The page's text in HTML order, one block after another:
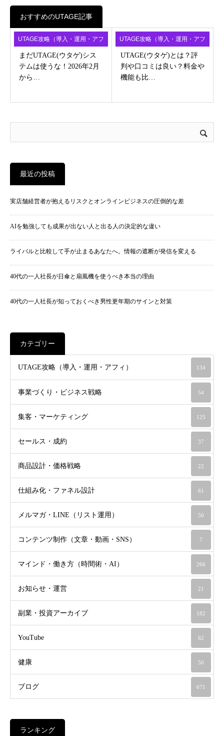
おすすめのUTAGE記事
UTAGE攻略（導入・運用・アフ
ィ）
まだUTAGE(ウタゲ)シス
テムは使うな！2026年2月
から…
UTAGE攻略（導入・運用・アフ
ィ）
UTAGE(ウタゲ)とは？評
判や口コミは良い？料金や
機能も比…
最近の投稿
実店舗経営者が抱えるリスクとオンラインビジネスの圧倒的な差
AIを勉強しても成果が出ない人と出る人の決定的な違い
ライバルと比較して手が止まるあなたへ。情報の遮断が発信を変える
40代の一人社長が日傘と扇風機を使うべき本当の理由
40代の一人社長が知っておくべき男性更年期のサインと対策
カテゴリー
UTAGE攻略（導入・運用・アフィ） 134
事業づくり・ビジネス戦略 54
集客・マーケティング 125
セールス・成約 37
商品設計・価格戦略 22
仕組み化・ファネル設計 61
メルマガ・LINE（リスト運用） 50
コンテンツ制作（文章・動画・SNS） 7
マインド・働き方（時間術・AI） 266
お知らせ・運営 21
副業・投資アーカイブ 182
YouTube 62
健康 56
ブログ 671
ランキング